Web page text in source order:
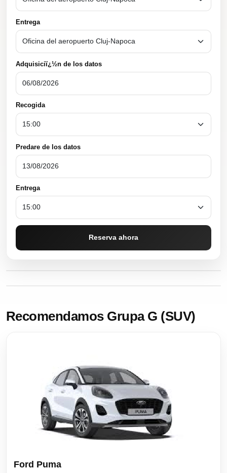
Entrega
Adquisiciï¿½n de los datos
Recogida
Predare de los datos
Entrega
Reserva ahora
Recomendamos Grupa G (SUV)
Ford Puma